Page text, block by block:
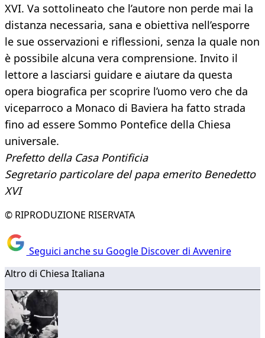
XVI. Va sottolineato che l’autore non perde mai la
distanza necessaria, sana e obiettiva nell’esporre
le sue osservazioni e riflessioni, senza la quale non
è possibile alcuna vera comprensione. Invito il
lettore a lasciarsi guidare e aiutare da questa
opera biografica per scoprire l’uomo vero che da
viceparroco a Monaco di Baviera ha fatto strada
fino ad essere Sommo Pontefice della Chiesa
universale.
Prefetto della Casa Pontificia
Segretario particolare del papa emerito Benedetto
XVI
© RIPRODUZIONE RISERVATA
Seguici anche su Google Discover di Avvenire
Altro di Chiesa Italiana